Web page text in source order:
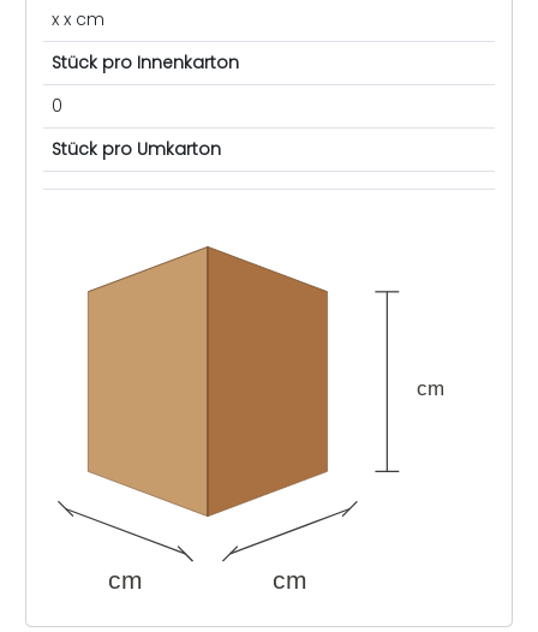
x x cm
Stück pro Innenkarton
0
Stück pro Umkarton
cm cm
cm